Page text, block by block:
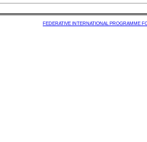
FEDERATIVE INTERNATIONAL PROGRAMME